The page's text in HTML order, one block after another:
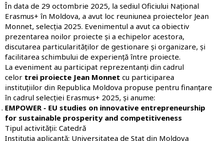
În data de 29 octombrie 2025, la sediul Oficiului Național
Erasmus+ în Moldova, a avut loc reuniunea proiectelor Jean
Monnet, selecția 2025. Evenimentul a avut ca obiectiv
prezentarea noilor proiecte și a echipelor acestora,
discutarea particularităților de gestionare și organizare, și
facilitarea schimbului de experiență între proiecte.
La eveniment au participat reprezentanți din cadrul
celor trei proiecte Jean Monnet cu participarea
instituțiilor din Republica Moldova propuse pentru finanțare
în cadrul selecției Erasmus+ 2025, și anume:
EMPOWER - EU studies on innovative entrepreneurship
for sustainable prosperity and competitiveness
Tipul activității: Catedră
Instituția aplicantă: Universitatea de Stat din Moldova